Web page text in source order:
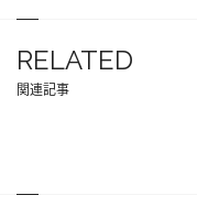
RELATED
関連記事